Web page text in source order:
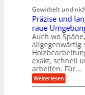
d
e
n
M
i
t
t
h
r
ö
d
e
r
u
n
g
b
r
a
u
s
h
a
l
l
s
e
n
s
o
r
g
e
l
g
e
w
i
n
d
e
t
r
Gewirbelt und
Präzise und
raue
Auch wo
allgegenwärtig
exakt, schnell
arbeiten. Für…
Weiterlesen:
P